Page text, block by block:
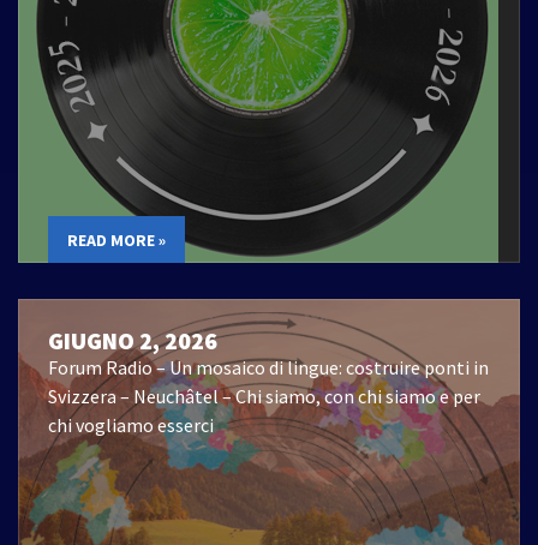
READ MORE »
GIUGNO 2, 2026
Forum Radio – Un mosaico di lingue: costruire ponti in
Svizzera – Neuchâtel – Chi siamo, con chi siamo e per
chi vogliamo esserci